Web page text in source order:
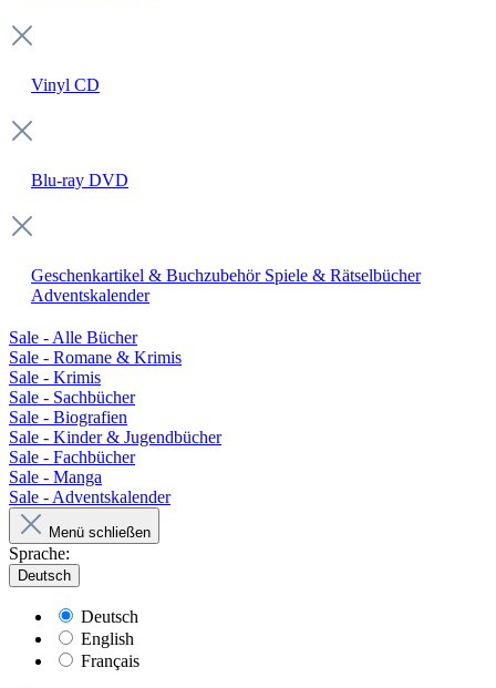
Vinyl CD
Blu-ray DVD
Geschenkartikel & Buchzubehör Spiele & Rätselbücher
Adventskalender
Sale - Alle Bücher
Sale - Romane & Krimis
Sale - Krimis
Sale - Sachbücher
Sale - Biografien
Sale - Kinder & Jugendbücher
Sale - Fachbücher
Sale - Manga
Sale - Adventskalender
Menü schließen
Sprache:
Deutsch
Deutsch
English
Français